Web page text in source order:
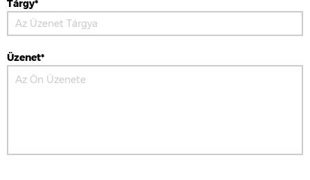
Tárgy*
Üzenet*